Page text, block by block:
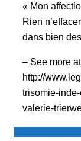
« Mon
Rien
dans bien
– See more
http://
trisomie-
valerie-